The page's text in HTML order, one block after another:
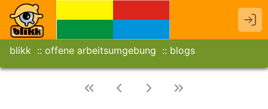
blikk offene arbeitsumgebung blogs